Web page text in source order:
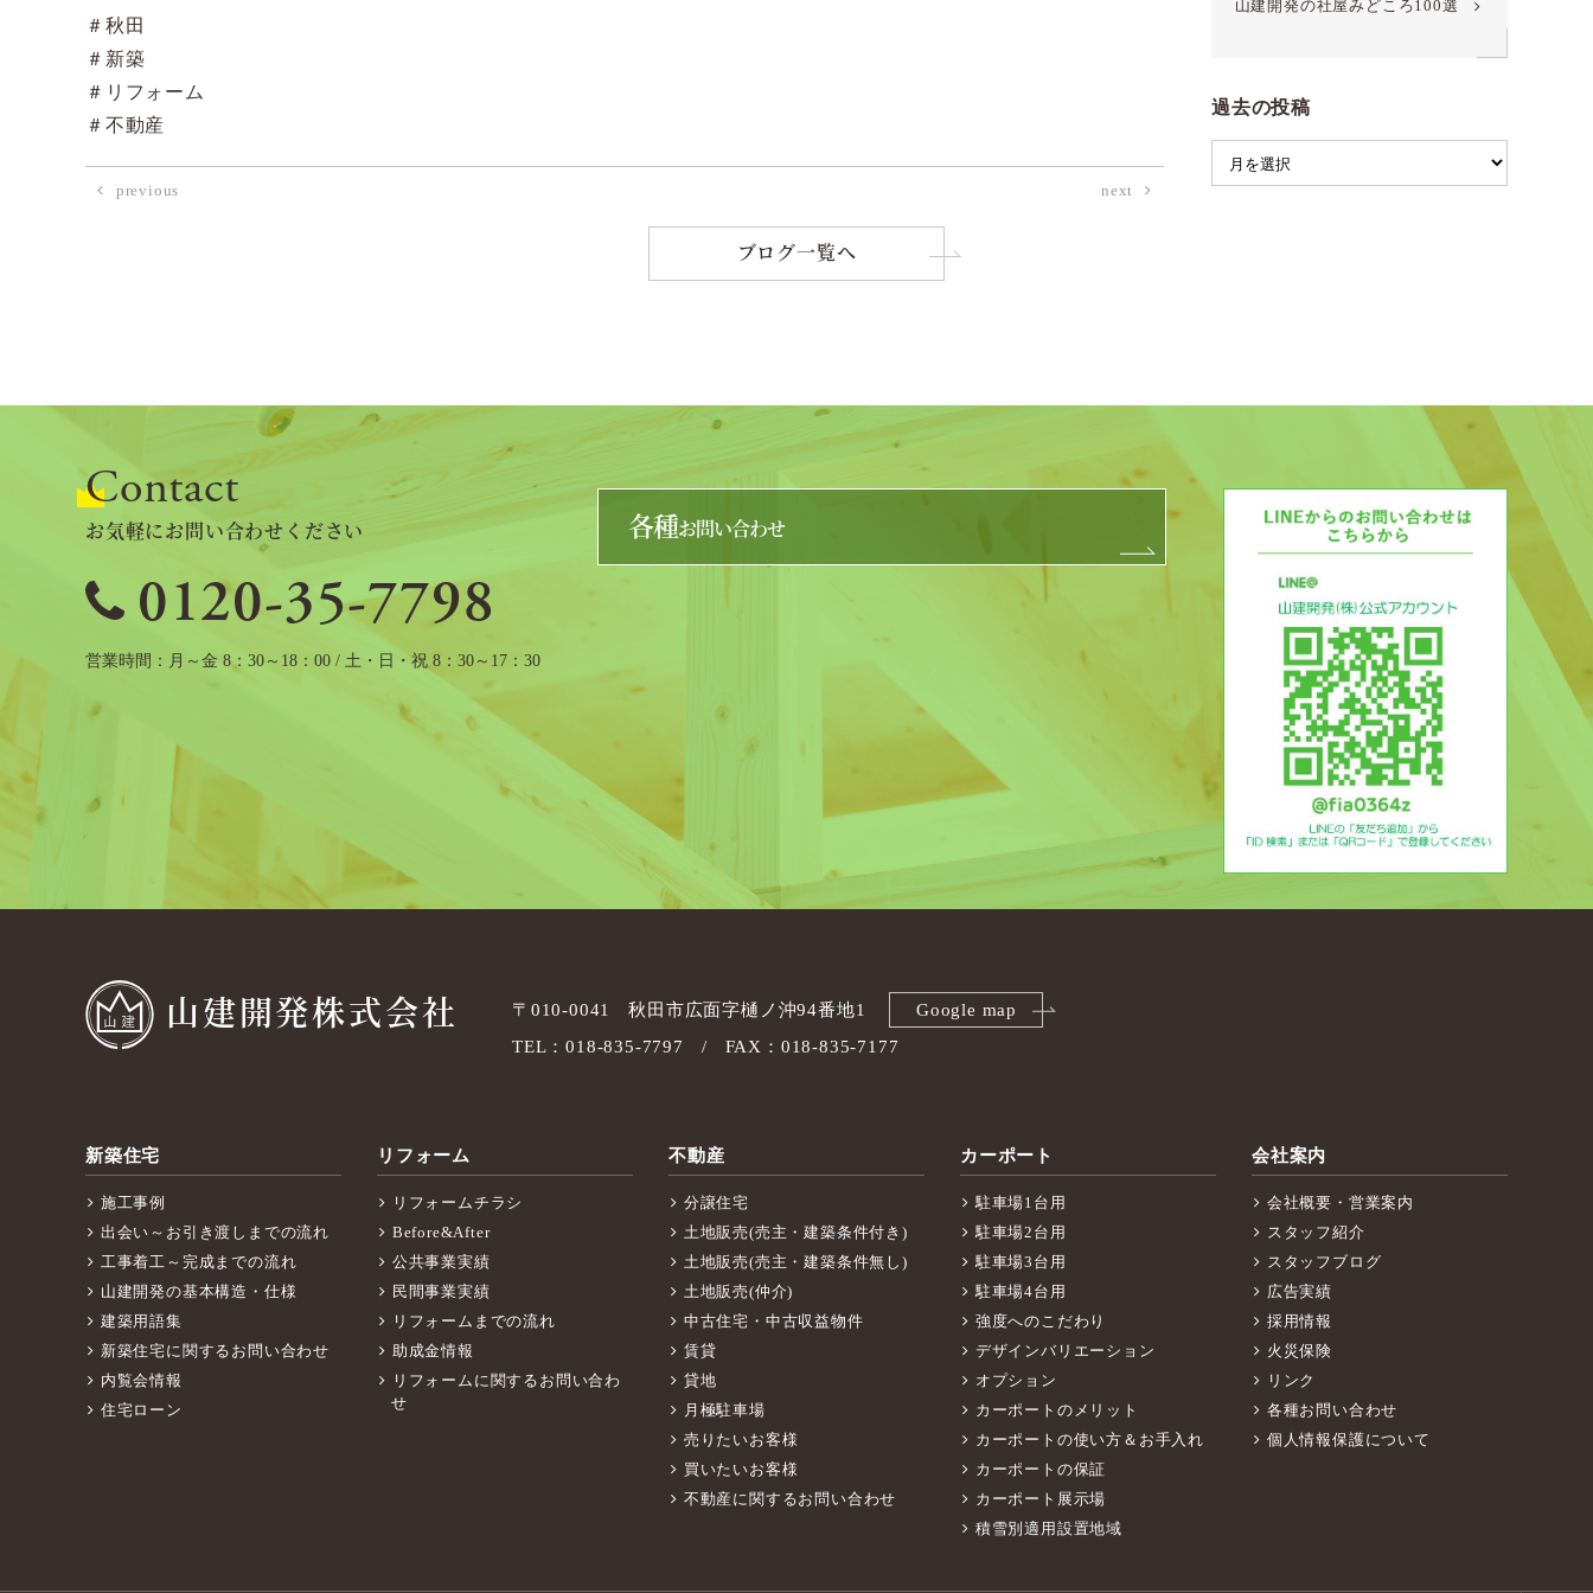
＃秋田
＃新築
＃リフォーム
＃不動産
previous next
山建開発の社屋みどころ100選
過去の投稿
ブログ一覧へ
Contact
お気軽にお問い合わせください
0120-35-7798
営業時間 月～金 8：30～18：00 / 土・日・祝 8：30～17：30
各種お問い合わせ
山建開発株式会社 〒010-0041 秋田市広面字樋ノ沖94番地1
Google map
TEL：018-835-7797
FAX：018-835-7177
新築住宅
施工事例
出会い～お引き渡しまでの流れ
工事着工～完成までの流れ
山建開発の基本構造・仕様
建築用語集
新築住宅に関するお問い合わせ
内覧会情報
住宅ローン
リフォーム
リフォームチラシ
Before&After
公共事業実績
民間事業実績
リフォームまでの流れ
助成金情報
リフォームに関するお問い合わ
せ
不動産
分譲住宅
土地販売(売主・建築条件付き)
土地販売(売主・建築条件無し)
土地販売(仲介)
中古住宅・中古収益物件
賃貸
貸地
月極駐車場
売りたいお客様
買いたいお客様
不動産に関するお問い合わせ
カーポート
駐車場1台用
駐車場2台用
駐車場3台用
駐車場4台用
強度へのこだわり
デザインバリエーション
オプション
カーポートのメリット
カーポートの使い方＆お手入れ
カーポートの保証
カーポート展示場
積雪別適用設置地域
会社案内
会社概要・営業案内
スタッフ紹介
スタッフブログ
広告実績
採用情報
火災保険
リンク
各種お問い合わせ
個人情報保護について